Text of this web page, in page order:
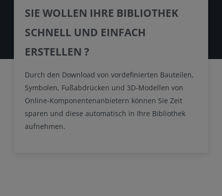
SIE WOLLEN IHRE BIBLIOTHEK
SCHNELL UND EINFACH
ERSTELLEN ?
Durch den Download von vordefinierten Bauteilen,
Symbolen, Fußabdrücken und 3D-Modellen von
Online-Komponentenanbietern können Sie Zeit
sparen und diese automatisch in Ihre Bibliothek
aufnehmen.